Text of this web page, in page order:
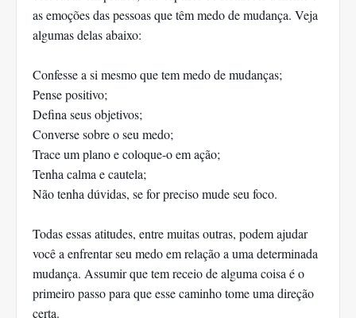
as emoções das pessoas que têm medo de mudança. Veja
algumas delas abaixo:
Confesse a si mesmo que tem medo de mudanças;
Pense positivo;
Defina seus objetivos;
Converse sobre o seu medo;
Trace um plano e coloque-o em ação;
Tenha calma e cautela;
Não tenha dúvidas, se for preciso mude seu foco.
Todas essas atitudes, entre muitas outras, podem ajudar
você a enfrentar seu medo em relação a uma determinada
mudança. Assumir que tem receio de alguma coisa é o
primeiro passo para que esse caminho tome uma direção
certa.